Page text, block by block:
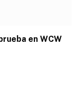
en WCW